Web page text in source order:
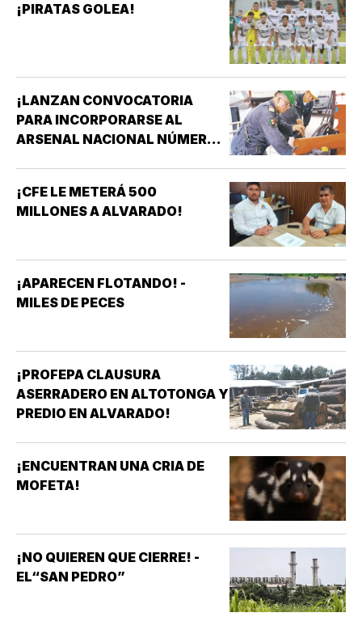
¡PIRATAS GOLEA!
¡LANZAN CONVOCATORIA
PARA INCORPORARSE AL
ARSENAL NACIONAL NÚMERO
¡CFE LE METERÁ 500
MILLONES A ALVARADO!
¡APARECEN FLOTANDO! -
MILES DE PECES
¡PROFEPA CLAUSURA
ASERRADERO EN ALTOTONGA Y
PREDIO EN ALVARADO!
¡ENCUENTRAN UNA CRIA DE
MOFETA!
¡NO QUIEREN QUE CIERRE! -
EL“SAN PEDRO”